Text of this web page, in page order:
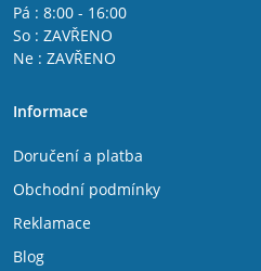
Pá : 8:00 - 16:00
So : ZAVŘENO
Ne : ZAVŘENO
Informace
Doručení a platba
Obchodní podmínky
Reklamace
Blog